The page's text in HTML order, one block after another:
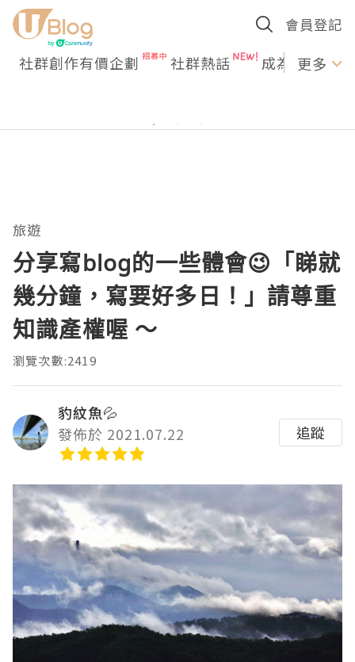
會員登記
社群創作有價企劃 社群熱話 成為U更多
旅遊
分享寫blog的一些體會😉「睇就
幾分鐘，寫要好多日！」請尊重
知識產權喔 ～
瀏覽次數:2419
豹紋魚💦
發佈於 2021.07.22
追蹤